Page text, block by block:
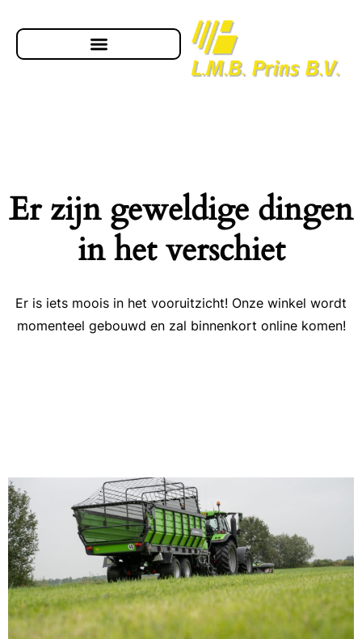
Er zijn geweldige dingen
in het verschiet
Er is iets moois in het vooruitzicht! Onze winkel wordt
momenteel gebouwd en zal binnenkort online komen!